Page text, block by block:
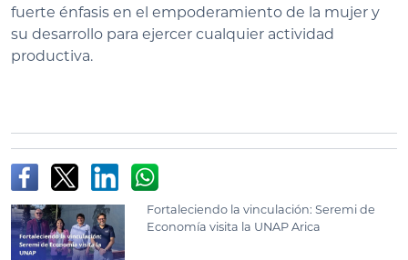
fuerte énfasis en el empoderamiento de la mujer y
su desarrollo para ejercer cualquier actividad
productiva.
Fortaleciendo la vinculación: Seremi de
Economía visita la UNAP Arica